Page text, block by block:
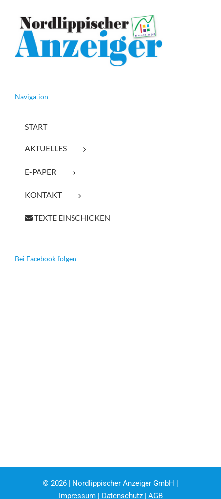
Navigation
START
AKTUELLES
E-PAPER
KONTAKT
TEXTE EINSCHICKEN
Bei Facebook folgen
© 2026 | Nordlippischer Anzeiger GmbH |
Impressum| Datenschutz| AGB